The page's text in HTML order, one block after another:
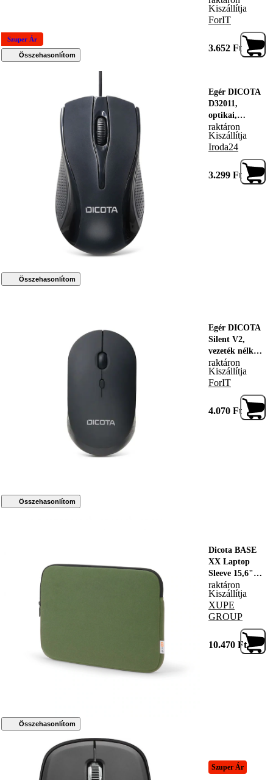
Szuper Ár
Összehasonlítom
Kiszállítja
ForIT
3.652 Ft
Összehasonlítom
Egér DICOTA
D32011,
optikai,
1200DPI,
fekete
raktáron
Kiszállítja
Iroda24
3.299 Ft
Összehasonlítom
Egér DICOTA
Silent V2,
vezeték nélküli,
optikai,
1600DPI,
fekete
raktáron
Kiszállítja
ForIT
4.070 Ft
Összehasonlítom
Dicota BASE
XX Laptop
Sleeve 15,6"
Olive Green,
209365,
Notebook táska
raktáron
Kiszállítja
XUPE
GROUP
10.470 Ft
Szuper Ár